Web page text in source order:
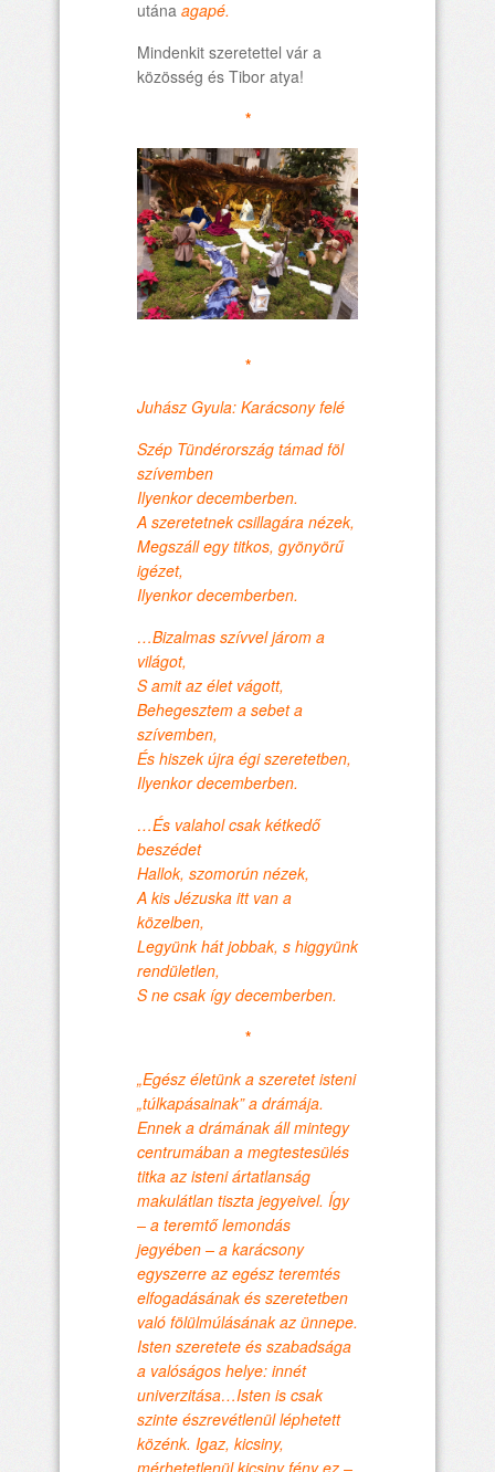
utána agapé.
Mindenkit szeretettel vár a
közösség és Tibor atya!
*
*
Juhász Gyula: Karácsony felé
Szép Tündérország támad föl
szívemben
Ilyenkor decemberben.
A szeretetnek csillagára nézek,
Megszáll egy titkos, gyönyörű
igézet,
Ilyenkor decemberben.
…Bizalmas szívvel járom a
világot,
S amit az élet vágott,
Behegesztem a sebet a
szívemben,
És hiszek újra égi szeretetben,
Ilyenkor decemberben.
…És valahol csak kétkedő
beszédet
Hallok, szomorún nézek,
A kis Jézuska itt van a
közelben,
Legyünk hát jobbak, s higgyünk
rendületlen,
S ne csak így decemberben.
*
„Egész életünk a szeretet isteni
„túlkapásainak” a drámája.
Ennek a drámának áll mintegy
centrumában a megtestesülés
titka az isteni ártatlanság
makulátlan tiszta jegyeivel. Így
– a teremtő lemondás
jegyében – a karácsony
egyszerre az egész teremtés
elfogadásának és szeretetben
való fölülmúlásának az ünnepe.
Isten szeretete és szabadsága
a valóságos helye: innét
univerzitása…Isten is csak
szinte észrevétlenül léphetett
közénk. Igaz, kicsiny,
mérhetetlenül kicsiny fény ez –